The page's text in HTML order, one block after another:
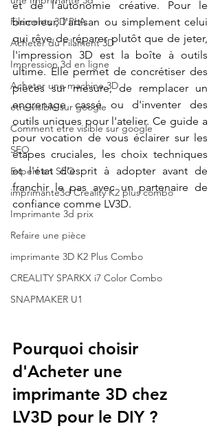
Filaments 3D PLA
Acheter du Filament 3D
Impression 3d en ligne
Acheter une machine 3D
etre visible sur google
Comment etre visible sur google
SEO
Expert en SEO
imprimante3d Creality K2 plus combo
Imprimante 3d prix
Refaire une pièce
imprimante 3D K2 Plus Combo
CREALITY SPARKX i7 Color Combo
SNAPMAKER U1
et de l'autonomie créative. Pour le
bricoleur, l'artisan ou simplement celui
qui rêve de réparer plutôt que de jeter,
l'impression 3D est la boîte à outils
ultime. Elle permet de concrétiser des
pièces sur mesure, de remplacer un
engrenage cassé ou d'inventer des
outils uniques pour l'atelier. Ce guide a
pour vocation de vous éclairer sur les
étapes cruciales, les choix techniques
et l'état d'esprit à adopter avant de
franchir le pas avec un partenaire de
confiance comme LV3D.
Pourquoi choisir
d'Acheter une
imprimante 3D chez
LV3D pour le DIY ?